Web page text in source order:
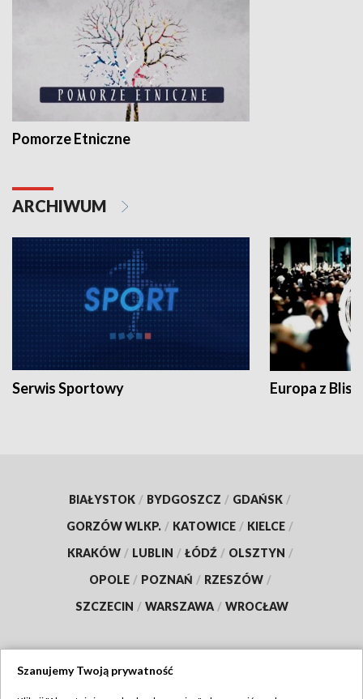
Pomorze Etniczne
ARCHIWUM
Serwis Sportowy Europa z
BIAŁYSTOK / BYDGOSZCZ / GDAŃSK /
GORZÓW WLKP. / KATOWICE / KIELCE /
KRAKÓW / LUBLIN / ŁÓDŹ / OLSZTYN /
OPOLE / POZNAŃ / RZESZÓW /
SZCZECIN / WARSZAWA / WROCŁAW
Szanujemy Twoją prywatność